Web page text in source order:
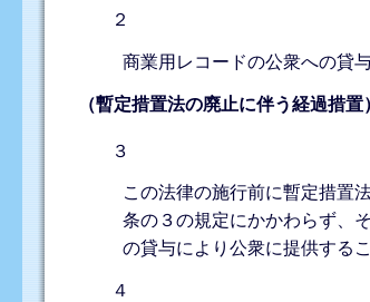
２
商業用レコードの公衆への貸
（暫定措置法の廃止に伴う経過措置
３
この法律の施行前に暫定措置
条の３の規定にかかわらず、
の貸与により公衆に提供する
４